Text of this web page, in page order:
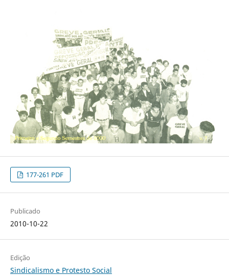
177-261 PDF
Publicado
2010-10-22
Edição
Sindicalismo e Protesto Social